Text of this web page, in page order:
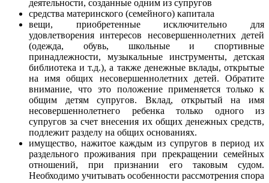
деятельности, созданные одним из супругов
средства материнского (семейного) капитала
вещи, приобретенные исключительно для
удовлетворения интересов несовершеннолетних детей
(одежда, обувь, школьные и спортивные
принадлежности, музыкальные инструменты, детская
библиотека и т.д.), а также денежные вклады, открытые
на имя общих несовершеннолетних детей. Обратите
внимание, что это положение применяется только к
общим детям супругов. Вклад, открытый на имя
несовершеннолетнего ребенка только одного из
супругов за счет внесения их общих денежных средств,
подлежит разделу на общих основаниях.
имущество, нажитое каждым из супругов в период их
раздельного проживания при прекращении семейных
отношений, при признании его таковым судом.
Необходимо учитывать особенности рассмотрения спора